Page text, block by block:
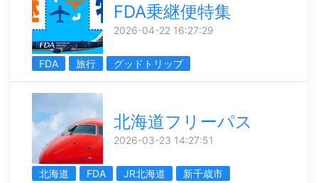
FDA乗継便特集
2026-04-22 16:27:29
FDA 旅行 グッドトリップ
北海道フリーパス
2026-03-23 14:27:51
北海道 FDA JR北海道
新千歳市